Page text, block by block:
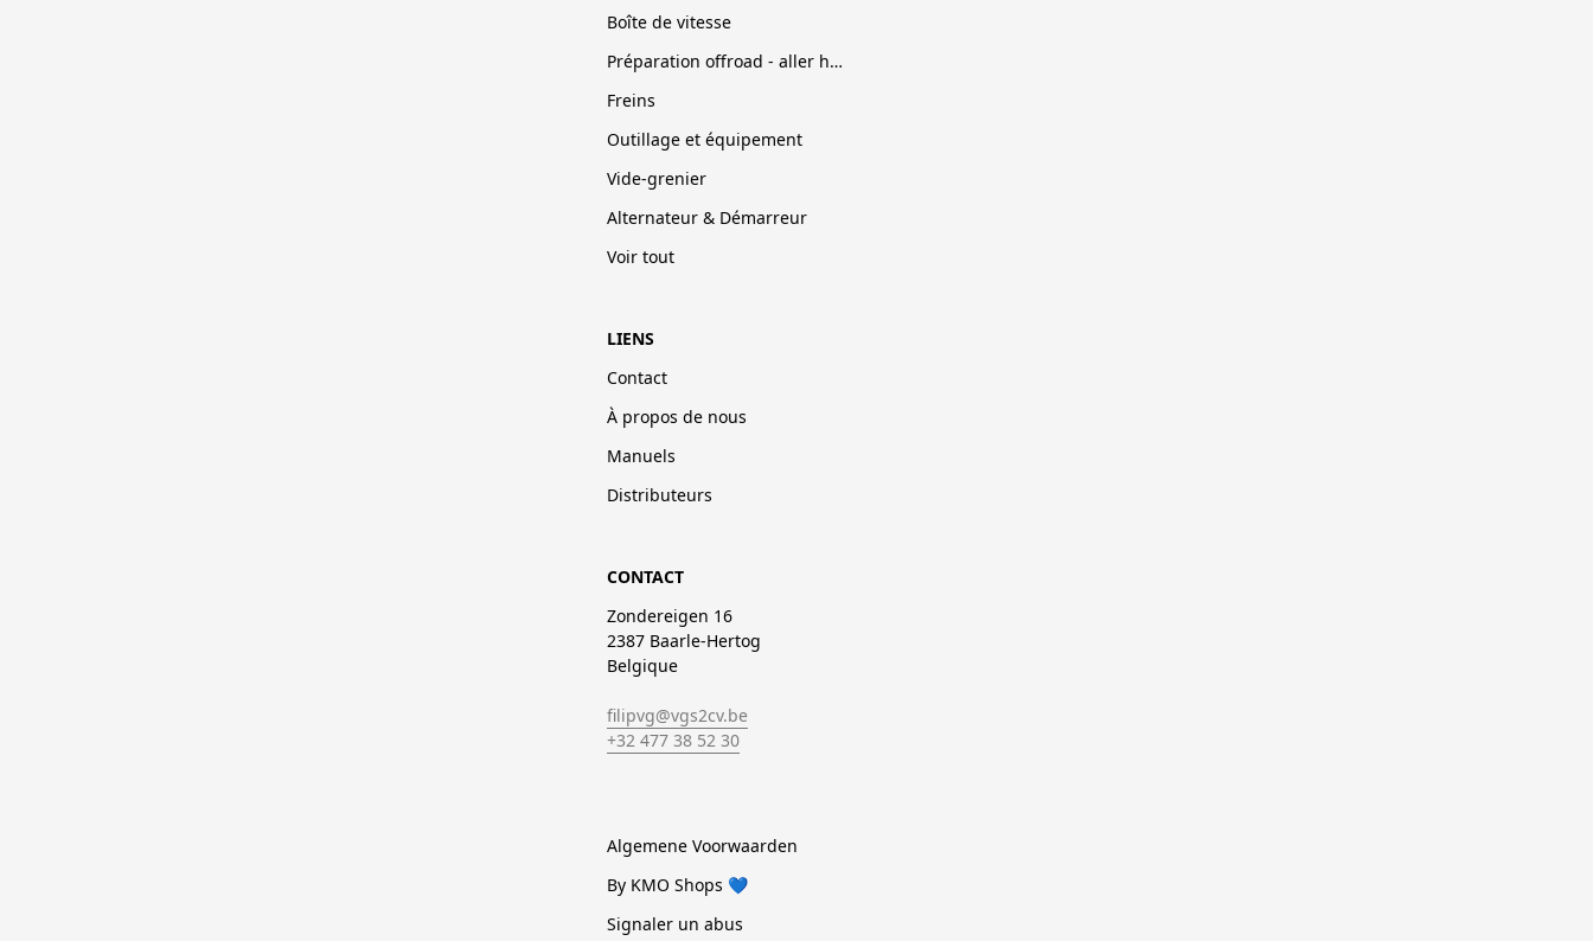
Boîte de vitesse
Préparation offroad - aller hors-pistes
Freins
Outillage et équipement
Vide-grenier
Alternateur & Démarreur
Voir tout
LIENS
Contact
À propos de nous
Manuels
Distributeurs
CONTACT
Zondereigen 16
2387 Baarle-Hertog
Belgique
filipvg@vgs2cv.be
+32 477 38 52 30
Algemene Voorwaarden
By KMO Shops 💙
Signaler un abus